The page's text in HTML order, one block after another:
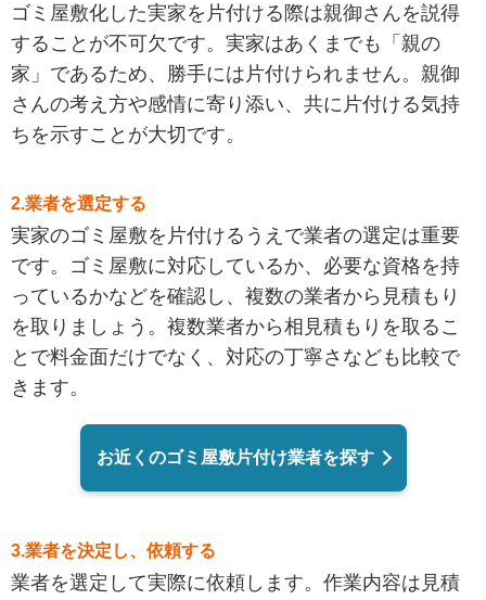
ゴミ屋敷化した実家を片付ける際は親御さんを説得
することが不可欠です。実家はあくまでも「親の
家」であるため、勝手には片付けられません。親御
さんの考え方や感情に寄り添い、共に片付ける気持
ちを示すことが大切です。
2.業者を選定する
実家のゴミ屋敷を片付けるうえで業者の選定は重要
です。ゴミ屋敷に対応しているか、必要な資格を持
っているかなどを確認し、複数の業者から見積もり
を取りましょう。複数業者から相見積もりを取るこ
とで料金面だけでなく、対応の丁寧さなども比較で
きます。
お近くのゴミ屋敷片付け業者を探す
3.業者を決定し、依頼する
業者を選定して実際に依頼します。作業内容は見積